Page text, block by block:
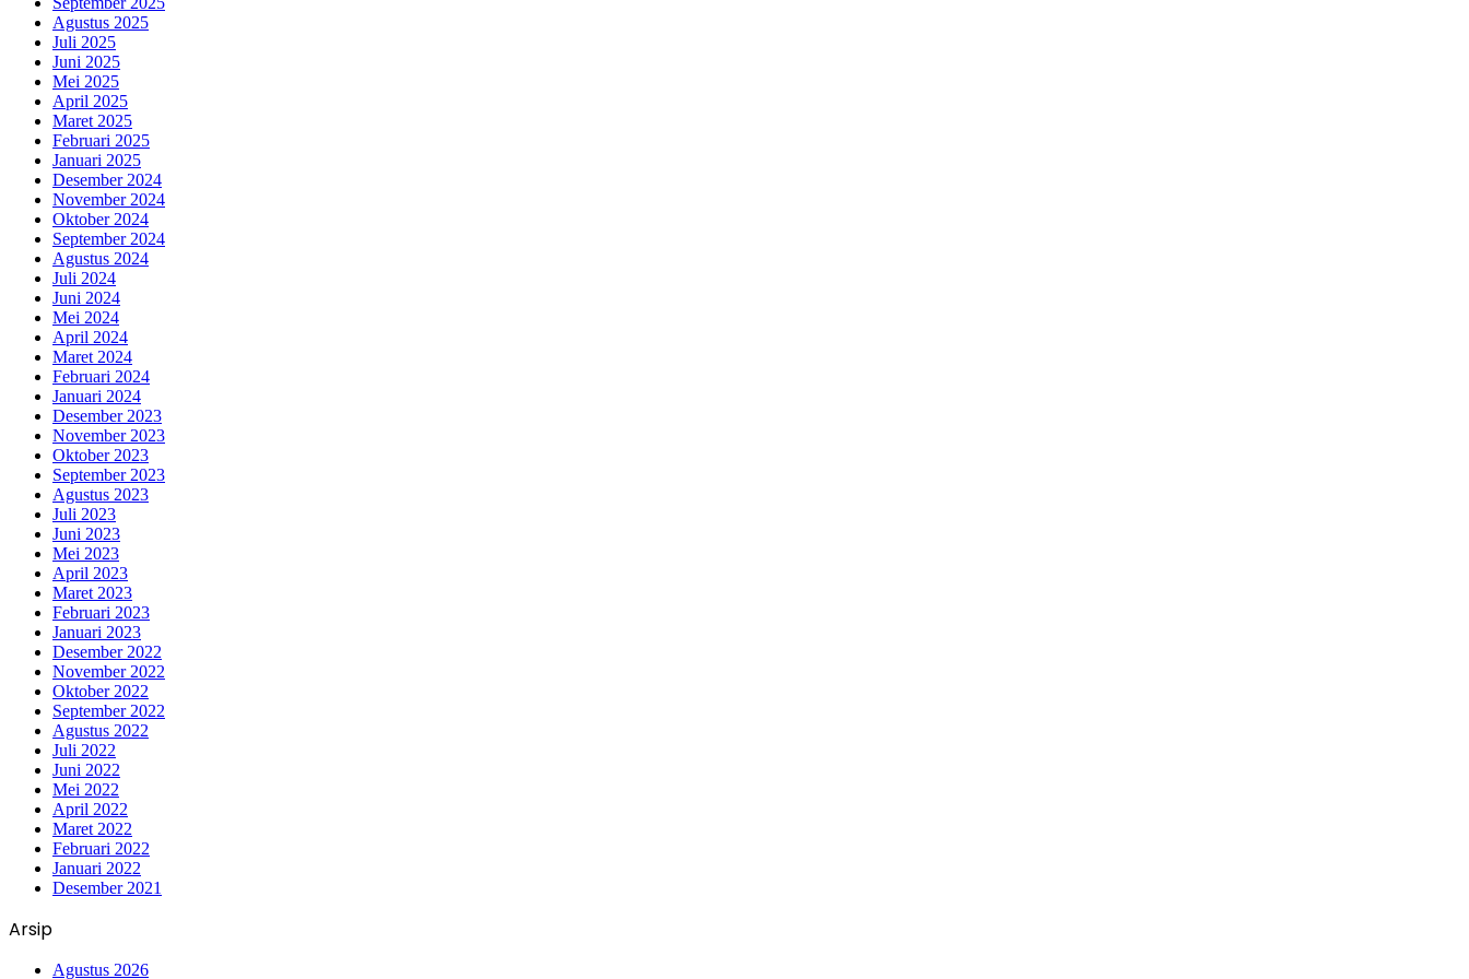
Agustus 2025
Juli 2025
Juni 2025
Mei 2025
April 2025
Maret 2025
Februari 2025
Januari 2025
Desember 2024
November 2024
Oktober 2024
September 2024
Agustus 2024
Juli 2024
Juni 2024
Mei 2024
April 2024
Maret 2024
Februari 2024
Januari 2024
Desember 2023
November 2023
Oktober 2023
September 2023
Agustus 2023
Juli 2023
Juni 2023
Mei 2023
April 2023
Maret 2023
Februari 2023
Januari 2023
Desember 2022
November 2022
Oktober 2022
September 2022
Agustus 2022
Juli 2022
Juni 2022
Mei 2022
April 2022
Maret 2022
Februari 2022
Januari 2022
Desember 2021
Arsip
Agustus 2026